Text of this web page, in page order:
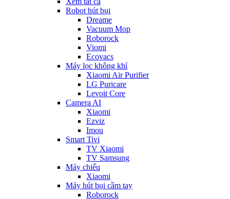
Robot hút bụi
Dreame
Vacuum Mop
Roborock
Viomi
Ecovacs
Máy lọc không khí
Xiaomi Air Purifier
LG Puricare
Levoit Core
Camera AI
Xiaomi
Ezviz
Imou
Smart Tivi
TV Xiaomi
TV Samsung
Máy chiếu
Xiaomi
Máy hút bụi cầm tay
Roborock